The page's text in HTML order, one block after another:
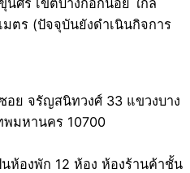
มตร (ปัจจุบันยังดำเนินกิจการ
อย จรัญสนิทวงศ์ 33 แขวงบาง
พมหานคร 10700
ห้องพัก 12 ห้อง ห้องร้านค้าชั้น